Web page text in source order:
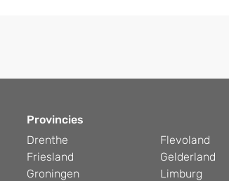
Provincies
Drenthe
Flevoland
Friesland
Gelderland
Groningen
Limburg